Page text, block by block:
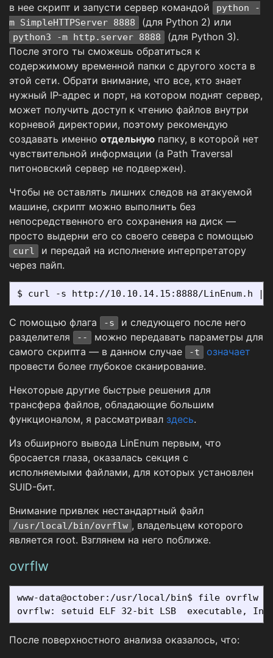
в нее скрипт и запусти сервер командой
python -
m SimpleHTTPServer 8888
(для Python 2) или
python3 -m http.server 8888
(для Python 3).
После этого ты сможешь обратиться к
содержимому временной папки с другого хоста в
этой сети. Обрати внимание, что все, кто знает
нужный IP-адрес и порт, на котором поднят сервер,
может получить доступ к чтению файлов внутри
корневой директории, поэтому рекомендую
создавать именно отдельную папку, в которой нет
чувствительной информации (а Path Traversal
питоновский сервер не подвержен).
Чтобы не оставлять лишних следов на атакуемой
машине, скрипт можно выполнить без
непосредственного его сохранения на диск —
просто выдерни его со своего севера с помощью
curl
и передай на исполнение интерпретатору
через пайп.
С помощью флага -s
и следующего после него
разделителя
--
можно передавать параметры для
самого скрипта — в данном случае
-t
означает
провести более глубокое сканирование.
Некоторые другие быстрые решения для
трансфера файлов, обладающие большим
функционалом, я рассматривал здесь.
Из обширного вывода LinEnum первым, что
бросается глаза, оказалась секция с
исполняемыми файлами, для которых установлен
SUID-бит.
Внимание привлек нестандартный файл
/usr/local/bin/ovrflw , владельцем которого
является root. Взглянем на него поближе.
ovrflw
www-data@october:/usr/local/bin$ file ovrflw
После поверхностного анализа оказалось, что: